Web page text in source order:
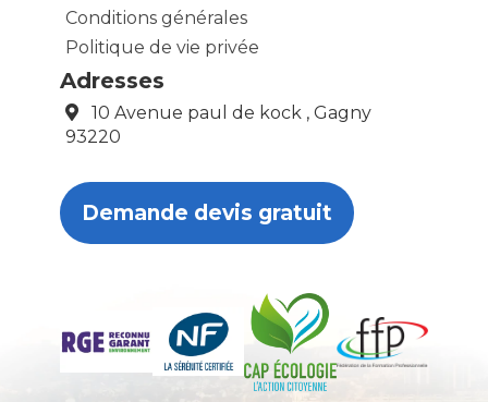
Conditions générales
Politique de vie privée
Adresses
10 Avenue paul de kock , Gagny
93220
Demande devis gratuit